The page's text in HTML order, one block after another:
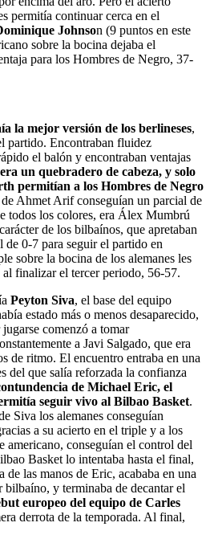
permitía continuar cerca en el
Johnson (9 puntos en este
sobre la bocina dejaba el
para los Hombres de Negro, 37-
la mejor versión de los berlineses,
partido. Encontraban fluidez
el balón y encontraban ventajas
un quebradero de cabeza, y solo
permitían a los Hombres de Negro
Ahmet Arif conseguían un parcial de
todos los colores, era Álex Mumbrú
de los bilbaínos, que apretaban
de 0-7 para seguir el partido en
sobre la bocina de los alemanes les
finalizar el tercer periodo, 56-57.
Peyton Siva, el base del equipo
estado más o menos desaparecido,
comenzó a tomar
a Javi Salgado, que era
de ritmo. El encuentro entraba en una
del que salía reforzada la confianza
de Michael Eric, el
seguir vivo al Bilbao Basket.
Siva los alemanes conseguían
a su acierto en el triple y a los
americano, conseguían el control del
Basket lo intentaba hasta el final,
de las manos de Eric, acababa en una
y terminaba de decantar el
europeo del equipo de Carles
derrota de la temporada. Al final,